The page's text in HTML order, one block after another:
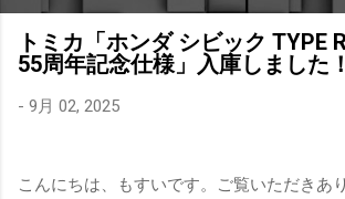
トミカ「ホンダ シビック TYPE
55周年記念仕様」入庫しました！
- 9月 02, 2025
こんにちは、もすいです。ご覧いただきあ